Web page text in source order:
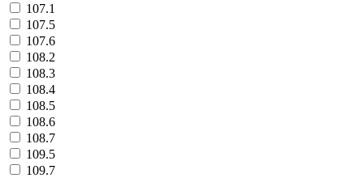
107.1
107.5
107.6
108.2
108.3
108.4
108.5
108.6
108.7
109.5
109.7